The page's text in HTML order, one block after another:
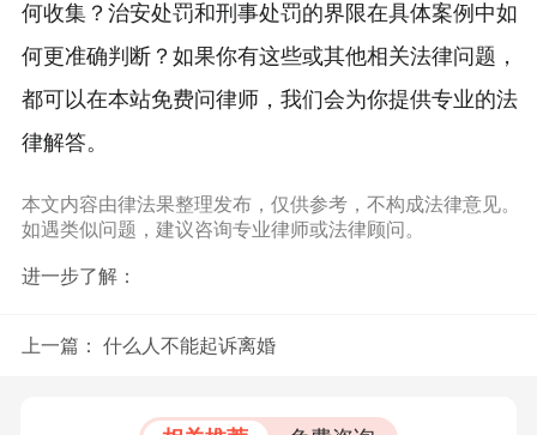
何收集？治安处罚和刑事处罚的界限在具体案例中如
何更准确判断？如果你有这些或其他相关法律问题，
都可以在本站免费问律师，我们会为你提供专业的法
律解答。
本文内容由律法果整理发布，仅供参考，不构成法律意见。
如遇类似问题，建议咨询专业律师或法律顾问。
进一步了解：
上一篇： 什么人不能起诉离婚